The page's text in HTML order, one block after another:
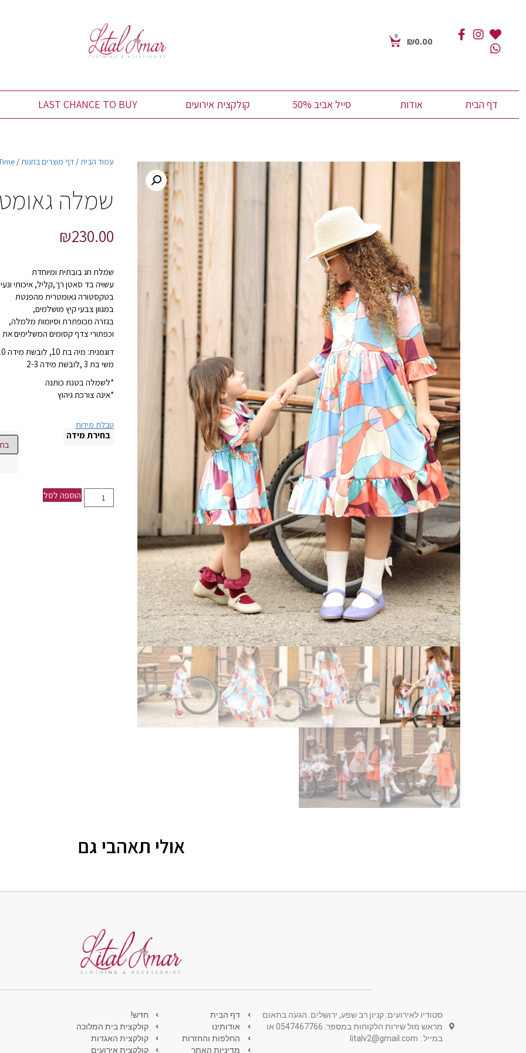
₪0.00
0
דף הבית אודות סייל אביב 50% קולקצית אירועים LAST CHANCE TO BUY
עמוד הבית/ דף מוצרים בחנות/
שמלה
₪230.00
שמלת חג בובתית ומיוחדת
עשויה בד סאטן רך,קליל, איכותי
בטקסטורה גאומטרית מהפנטת
במגוון צבעי קיץ מושלמים,
בגזרה מכופתרת וסיומות מלמלה,
וכפתורי צדף קסומים המשלימים את
דוגמנית: מיה בת 10, לובשת מידה 9-10
משי בת 3 ,לובשת מידה 2-3
*לשמלה בטנת כותנה
*אינה צורכת גיהוץ
טבלת מידות
בחירת מידה
הוספה לסל
אולי תאהבי גם
סטודיו לאירועים: קניון רב שפע, ירושלים. הגעה בתאום
מראש מול שירות הלקוחות במספר: 0547467766 או
במייל : litalv2@gmail.com
דף הבית
אודותינו
החלפות והחזרות
מדיניות האתר
חדש!
קולקצית בית המלוכה
קולקצית האגדות
קולקצית אירועים